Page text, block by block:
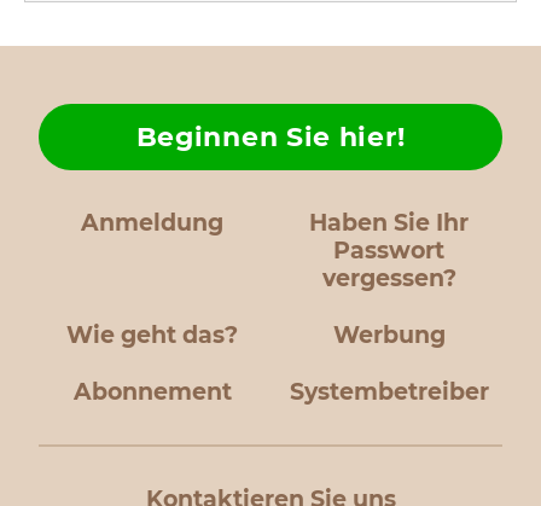
Anmeldung
Haben Sie Ihr
Passwort
vergessen?
Wie geht das?
Beginnen Sie hier!
Werbung
Abonnement Systembetreiber
Kontaktieren Sie uns